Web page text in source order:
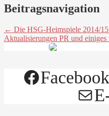
Beitragsnavigation
← Die HSG-Heimspiele 2014/
Aktualisierungen PR und
Facebook